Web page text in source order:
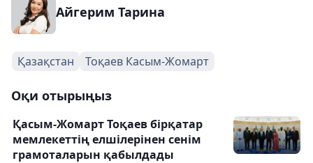
Айгерим Тарина
Қазақстан Тоқаев Касым-Жомарт
Оқи отырыңыз
Қасым-Жомарт Тоқаев бірқатар
мемлекеттің елшілерінен сенім
грамоталарын қабылдады